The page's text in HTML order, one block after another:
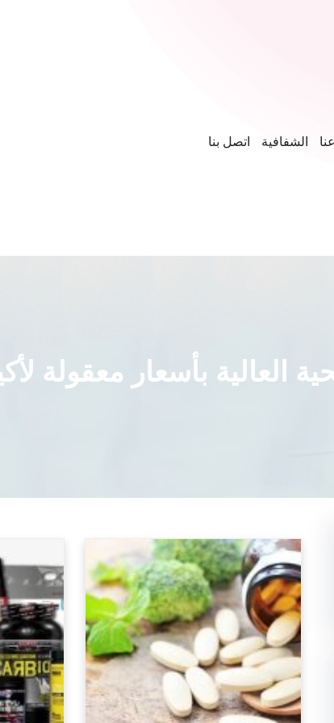
الشفافية اتصل بنا
العالية بأسعار معقولة